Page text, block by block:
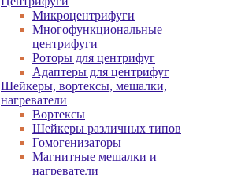
Микроцентрифуги
Многофункциональные
центрифуги
Роторы для центрифуг
Адаптеры для центрифуг
Шейкеры, вортексы, мешалки,
нагреватели
Вортексы
Шейкеры различных типов
Гомогенизаторы
Магнитные мешалки и
нагреватели